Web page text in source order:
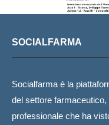
SOCIALFARMA
Socialfarma è la
del settore
professionale che ha